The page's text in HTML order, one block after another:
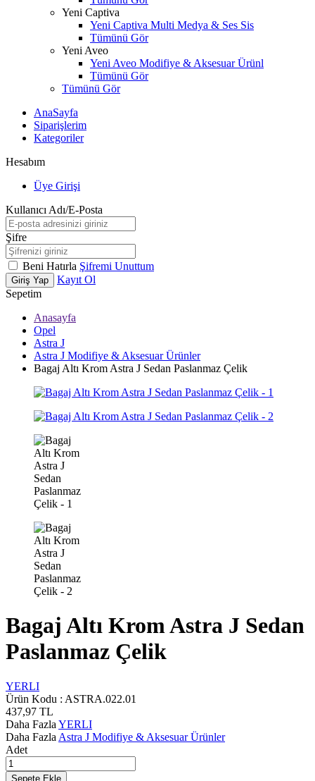
Yeni Captiva
Yeni Captiva Multi Medya & Ses Sis
Tümünü Gör
Yeni Aveo
Yeni Aveo Modifiye & Aksesuar Ürünl
Tümünü Gör
Tümünü Gör
AnaSayfa
Siparişlerim
Kategoriler
Hesabım
Üye Girişi
Kullanıcı Adı/E-Posta
Şifre
Beni Hatırla Şifremi Unuttum
Giriş Yap
Kayıt Ol
Sepetim
Anasayfa
Opel
Astra J
Astra J Modifiye & Aksesuar Ürünler
Bagaj Altı Krom Astra J Sedan Paslanmaz Çelik
Bagaj Altı Krom Astra J Sedan
Paslanmaz Çelik
YERLI
Ürün Kodu : ASTRA.022.01
437,97 TL
Daha Fazla YERLI
Daha Fazla Astra J Modifiye & Aksesuar Ürünler
Adet
Sepete Ekle